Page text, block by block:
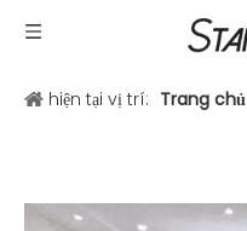
hiện tại vị trí: Trang chủ